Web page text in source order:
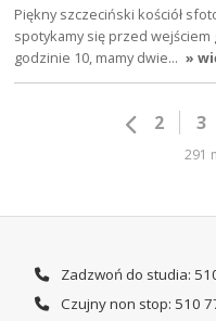
Piękny szczeciński kościół
spotykamy się przed wejściem
godzinie 10, mamy dwie… »
2 3
291
Zadzwoń do studia:
Czujny non stop: 510